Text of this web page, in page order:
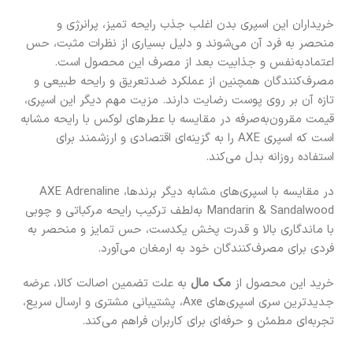
خریداران این اسپری بدن اغلب جذب رایحه تمیز، پرانرژی و
منحصر به فرد آن می‌شوند و دلیل بسیاری از نظرات مثبت، حس
اعتمادبه‌نفس و جذابیت بعد از مصرف این محصول است.
مصرف‌کنندگان همچنین از عملکرد ضدتعریق و رایحه طبیعی و
تازه آن بر روی پوست رضایت دارند. مزیت مهم دیگر این اسپری،
قیمت مقرون‌به‌صرفه در مقایسه با عطرهای لوکس با رایحه مشابه
است که اسپری AXE را به گزینه‌ای اقتصادی و ارزشمند برای
استفاده روزانه بدل می‌کند.
در مقایسه با اسپری‌های مشابه دیگر برندها، AXE Adrenaline
Mandarin & Sandalwood به‌لطف ترکیب رایحه مرکباتی و چوبی
با ماندگاری بالا و قدرت پخش یکدست، حس تمایز و منحصر به
فردی برای مصرف‌کنندگان خود به ارمغان می‌آورد.
خرید این محصول از مک مال به علت تضمین اصالت کالا، عرضه
جدیدترین سری اسپری‌های Axe، پشتیبانی مشتری و ارسال سریع،
تجربه‌ای مطمئن و حرفه‌ای برای کاربران فراهم می‌کند.